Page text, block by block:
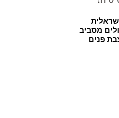
מסביב
פנים